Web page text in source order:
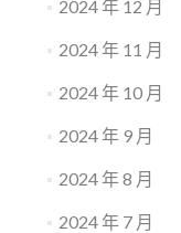
2024 年 12 月
2024 年 11 月
2024 年 10 月
2024 年 9 月
2024 年 8 月
2024 年 7 月